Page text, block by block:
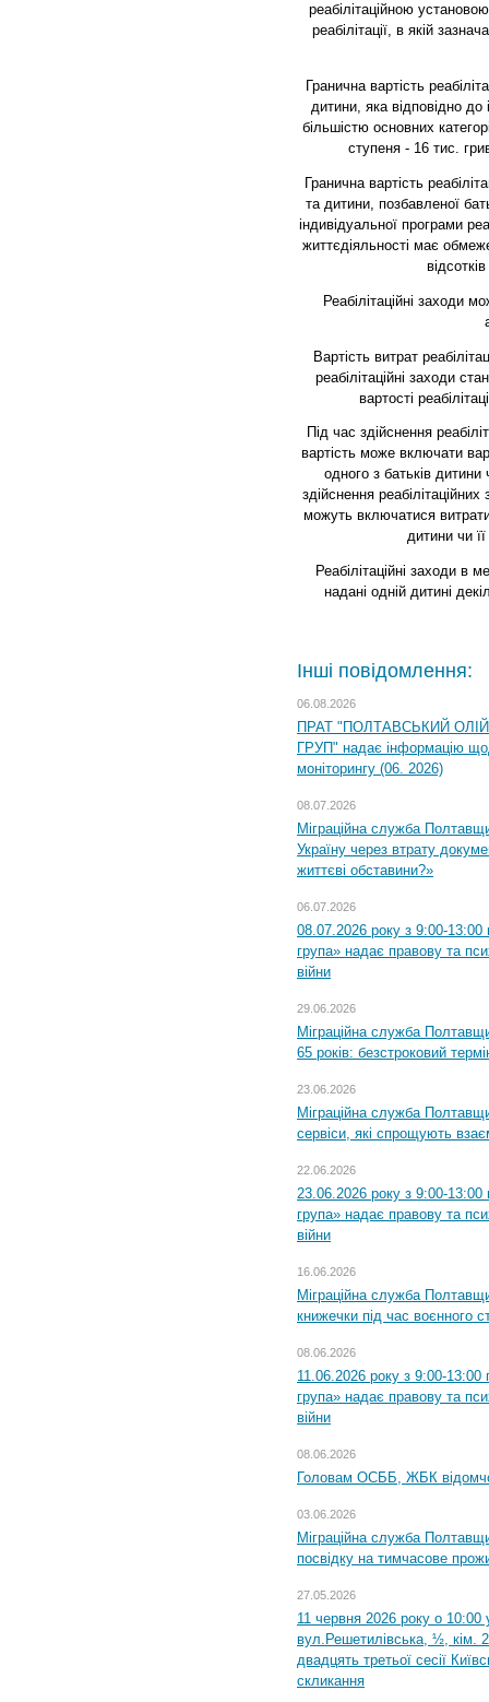
реабілітаційною
реабілітації, в якій
Гранична вартість
дитини, яка відповідно до
більшістю основних
ступеня - 16 тис.
Гранична вартість
та дитини, позбавленої
індивідуальної програми
життєдіяльності має
Реабілітаційні заходи
Вартість витрат
реабілітаційні заходи
вартості
Під час здійснення
вартість може включати
одного з батьків дитини
здійснення
можуть включатися
дитини чи
Реабілітаційні заходи в
надані одній дитині
Інші повідомлення:
06.08.2026
ПРАТ "ПОЛТАВСЬКИЙ
ГРУП" надає інформацію
моніторингу (06. 2026)
08.07.2026
Міграційна служба
Україну через втрату
життєві обставини?»
06.07.2026
08.07.2026 року з 9:00-13:00
група» надає правову та
війни
29.06.2026
Міграційна служба
65 років: безстроковий
23.06.2026
Міграційна служба
сервіси, які спрощують
22.06.2026
23.06.2026 року з 9:00-13:00
група» надає правову та
війни
16.06.2026
Міграційна служба
книжечки під час воєнного
08.06.2026
11.06.2026 року з 9:00-13:00
група» надає правову та
війни
08.06.2026
Головам ОСББ, ЖБК
03.06.2026
Міграційна служба
посвідку на тимчасове
27.05.2026
11 червня 2026 року о 10:00
вул.Решетилівська, ½, кім.
двадцять третьої сесії
скликання